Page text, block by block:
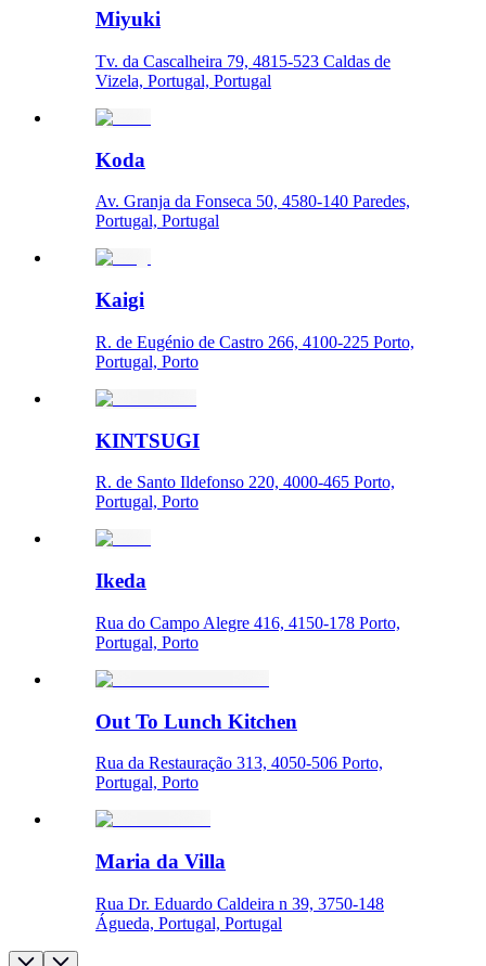
Miyuki
Tv. da Cascalheira 79, 4815-523 Caldas de
Vizela, Portugal, Portugal
Koda
Av. Granja da Fonseca 50, 4580-140 Paredes,
Portugal, Portugal
Kaigi
R. de Eugénio de Castro 266, 4100-225 Porto,
Portugal, Porto
KINTSUGI
R. de Santo Ildefonso 220, 4000-465 Porto,
Portugal, Porto
Ikeda
Rua do Campo Alegre 416, 4150-178 Porto,
Portugal, Porto
Out To Lunch Kitchen
Rua da Restauração 313, 4050-506 Porto,
Portugal, Porto
Maria da Villa
Rua Dr. Eduardo Caldeira n 39, 3750-148
Águeda, Portugal, Portugal